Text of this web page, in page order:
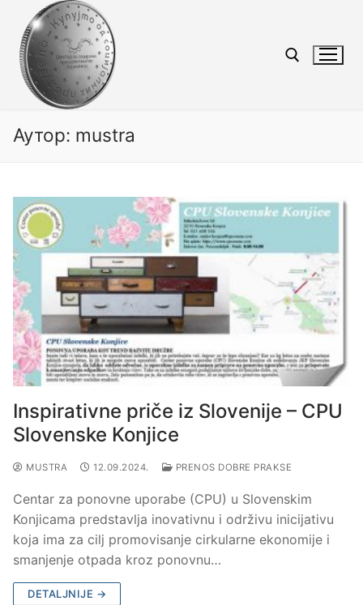
Аутор: mustra
Inspirativne priče iz Slovenije – CPU
Slovenske Konjice
MUSTRA 12.09.2024. PRENOS DOBRE PRAKSE
Centar za ponovne uporabe (CPU) u Slovenskim
Konjicama predstavlja inovativnu i održivu inicijativu
koja ima za cilj promovisanje cirkularne ekonomije i
smanjenje otpada kroz ponovnu…
DETALJNIJE →